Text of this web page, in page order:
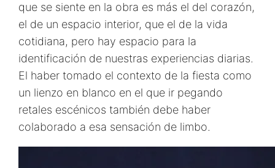
que se siente en la obra es más el del corazón,
el de un espacio interior, que el de la vida
cotidiana, pero hay espacio para la
identificación de nuestras experiencias diarias.
El haber tomado el contexto de la fiesta como
un lienzo en blanco en el que ir pegando
retales escénicos también debe haber
colaborado a esa sensación de limbo.